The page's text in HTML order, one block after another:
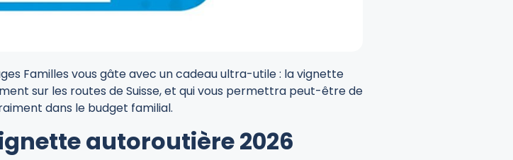
Familles vous gâte avec un cadeau ultra-utile : la vignette
sur les routes de Suisse, et qui vous permettra peut-être de
dans le budget familial.
autoroutière 2026